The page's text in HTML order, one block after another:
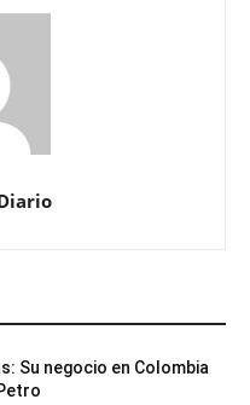
Su negocio en Colombia